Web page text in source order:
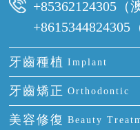
+85362124305（
+8615344824305
牙齒種植 Implant
種牙
單顆牙缺失
牙齒矯正 Orthodontic
隱形箍牙
美容修復 Beauty